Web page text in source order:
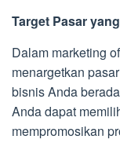
Target Pasar
Dalam marketing
menargetkan
bisnis Anda
Anda dapat
mempromosikan